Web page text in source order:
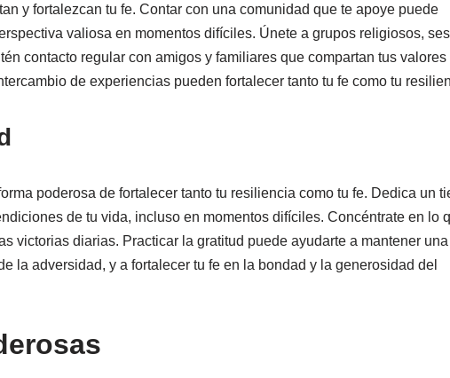
y fortalezcan tu fe. Contar con una comunidad que te apoye puede
valiosa en momentos difíciles. Únete a grupos religiosos,
contacto regular con amigos y familiares que compartan tus valores
de experiencias pueden fortalecer tanto tu fe como tu
poderosa de fortalecer tanto tu resiliencia como tu fe. Dedica un
de tu vida, incluso en momentos difíciles. Concéntrate en lo
victorias diarias. Practicar la gratitud puede ayudarte a mantener una
la adversidad, y a fortalecer tu fe en la bondad y la generosidad del